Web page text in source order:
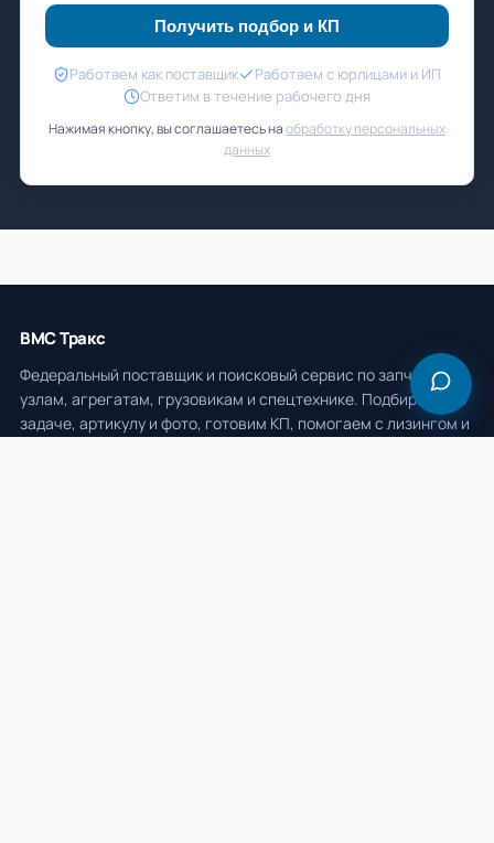
Получить подбор и КП
Работаем как поставщик
Работаем с юрлицами и ИП
Ответим в течение рабочего дня
Нажимая кнопку, вы соглашаетесь наобработку персональных
данных
ВМС Тракс
Федеральный поставщик и поисковый сервис по запчастям,
узлам, агрегатам, грузовикам и спецтехнике. Подбираем по
задаче, артикулу и фото, готовим КП, помогаем с лизингом и